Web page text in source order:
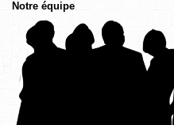
Notre équipe